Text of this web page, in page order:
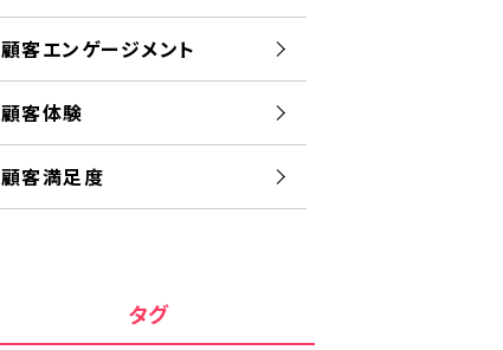
顧客エンゲージメント
顧客体験
顧客満足度
タグ